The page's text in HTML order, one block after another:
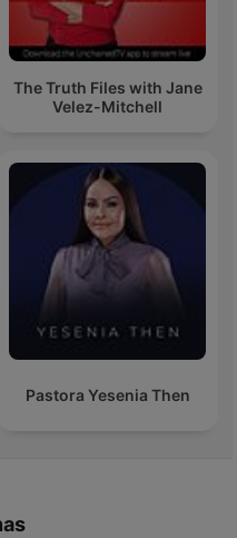
The Truth Files with Jane
Velez-Mitchell
Pastora Yesenia Then